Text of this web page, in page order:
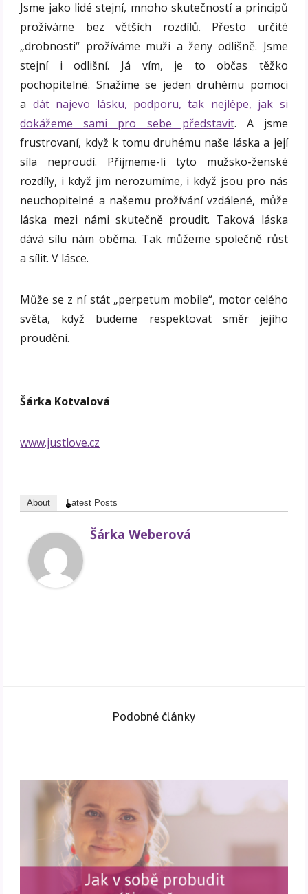
Jsme jako lidé stejní, mnoho skutečností a principů
prožíváme bez větších rozdílů. Přesto určité
„drobnosti“ prožíváme muži a ženy odlišně. Jsme
stejní i odlišní. Já vím, je to občas těžko
pochopitelné. Snažíme se jeden druhému pomoci
a dát najevo lásku, podporu, tak nejlépe, jak si
dokážeme sami pro sebe představit. A jsme
frustrovaní, když k tomu druhému naše láska a její
síla neproudí. Přijmeme-li tyto mužsko-ženské
rozdíly, i když jim nerozumíme, i když jsou pro nás
neuchopitelné a našemu prožívání vzdálené, může
láska mezi námi skutečně proudit. Taková láska
dává sílu nám oběma. Tak můžeme společně růst
a sílit. V lásce.
Může se z ní stát „perpetum mobile“, motor celého
světa, když budeme respektovat směr jejího
proudění.
Šárka Kotvalová
www.justlove.cz
About Latest Posts
Šárka Weberová
Podobné články